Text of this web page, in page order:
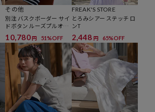
4日時点）
Daytona Parkにおける対象商品の通常販売（先
まれません）開始時点の価格です。
リークスストア】
その他
別注 バスクボーダー サイ
ドボタン ルーズプルオー
バー/ロンT
10,780円 51%OFF
FREAK'S STORE
とろみシアー ステッチ ロ
ンT
2,448 円 65%OFF